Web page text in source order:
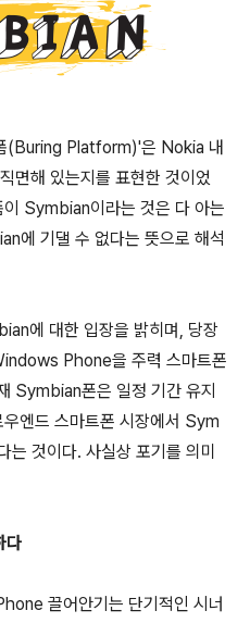
(Buring Platform)'은 Nokia 내
면해 있는지를 표현한 것이었
Symbian이라는 것은 다 아는
에 기댈 수 없다는 뜻으로 해석
에 대한 입장을 밝히며, 당장
Phone을 주력 스마트폰
Symbian폰은 일정 기간 유지
엔드 스마트폰 시장에서 Sym
는 것이다. 사실상 포기를 의미
다
끌어안기는 단기적인 시너